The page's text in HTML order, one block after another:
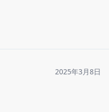
2025年3月8日